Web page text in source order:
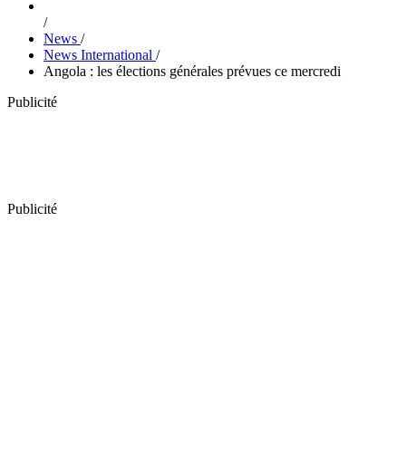
/
News /
News International /
Angola : les élections générales prévues ce mercredi
Publicité
Publicité